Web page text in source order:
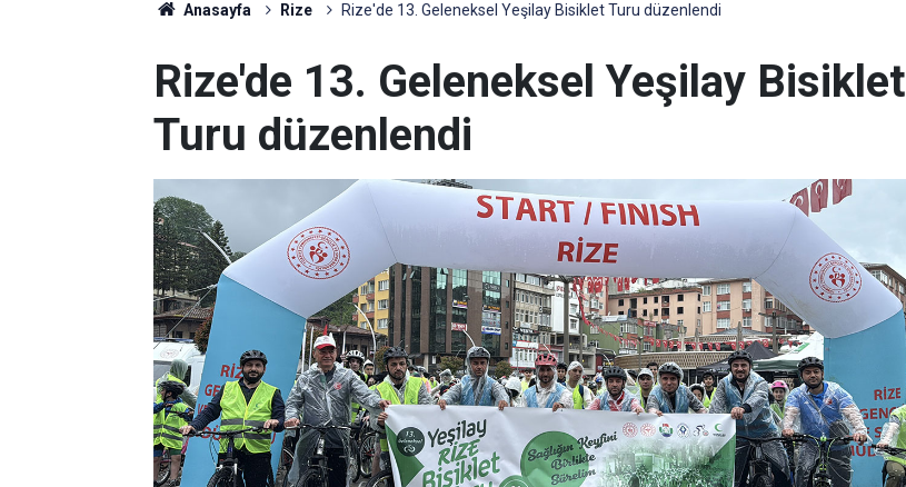
Anasayfa Rize Rize'de 13. Geleneksel Yeşilay Bisiklet Turu düzenlendi
Rize'de 13. Geleneksel Yeşilay Bisiklet
Turu düzenlendi